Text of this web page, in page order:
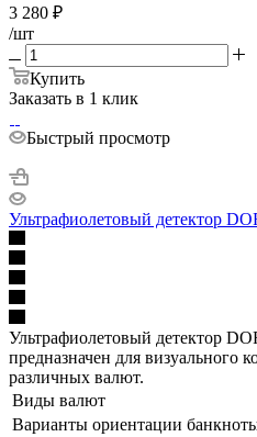
3 280 ₽
/шт
Купить
Заказать в 1 клик
Быстрый просмотр
Ультрафиолетовый детектор
Ультрафиолетовый детектор
предназначен для визуального
различных валют.
Виды валют
Варианты ориентации